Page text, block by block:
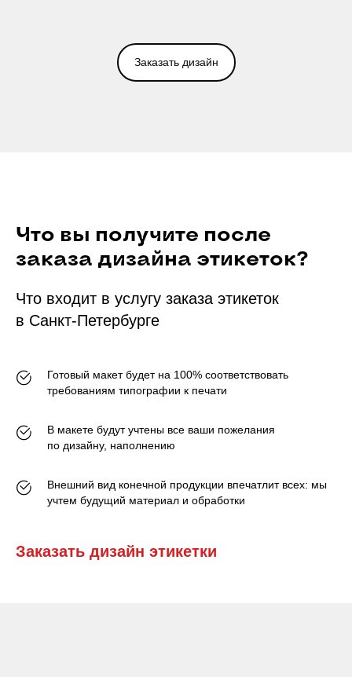
Заказать дизайн
Что вы получите после
заказа дизайна этикеток?
Что входит в услугу заказа этикеток
в Санкт-Петербурге
Готовый макет будет на 100% соответствовать
требованиям типографии к печати
В макете будут учтены все ваши пожелания
по дизайну, наполнению
Внешний вид конечной продукции впечатлит всех: мы
учтем будущий материал и обработки
Заказать дизайн этикетки